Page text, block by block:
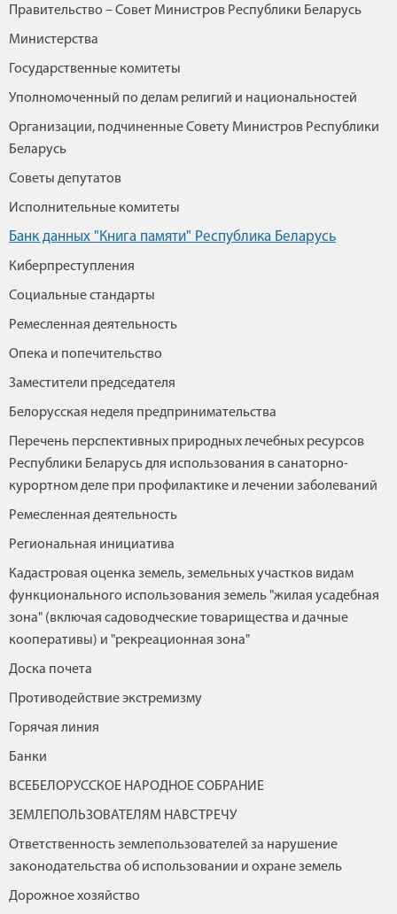
Правительство – Совет Министров Республики Беларусь
Министерства
Государственные комитеты
Уполномоченный по делам религий и национальностей
Организации, подчиненные Совету Министров Республики
Беларусь
Советы депутатов
Исполнительные комитеты
Банк данных "Книга памяти" Республика Беларусь
Киберпреступления
Социальные стандарты
Ремесленная деятельность
Опека и попечительство
Заместители председателя
Белорусская неделя предпринимательства
Перечень перспективных природных лечебных ресурсов
Республики Беларусь для использования в санаторно-
курортном деле при профилактике и лечении заболеваний
Ремесленная деятельность
Региональная инициатива
Кадастровая оценка земель, земельных участков видам
функционального использования земель "жилая усадебная
зона" (включая садоводческие товарищества и дачные
кооперативы) и "рекреационная зона"
Доска почета
Противодействие экстремизму
Горячая линия
Банки
ВСЕБЕЛОРУССКОЕ НАРОДНОЕ СОБРАНИЕ
ЗЕМЛЕПОЛЬЗОВАТЕЛЯМ НАВСТРЕЧУ
Ответственность землепользователей за нарушение
законодательства об использовании и охране земель
Дорожное хозяйство